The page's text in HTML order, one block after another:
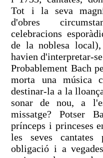
Tot i la seva
d'obres
celebracions
de la noblesa
havien d'interpretar-
Probablement Bach
morta una música
destinar-la a la
sonar de nou, a
missatge? Potser
prínceps i princeses
les seves cantates
obligació i a